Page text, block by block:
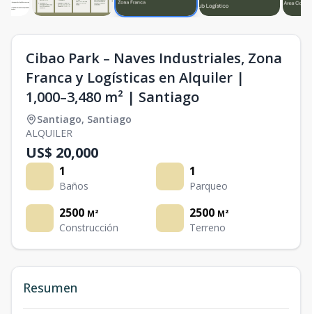
Cibao Park – Naves Industriales, Zona
Franca y Logísticas en Alquiler |
1,000–3,480 m² | Santiago
Santiago, Santiago
ALQUILER
US$ 20,000
1
Baños
1
Parqueo
2500 M²
Construcción
2500 M²
Terreno
Resumen